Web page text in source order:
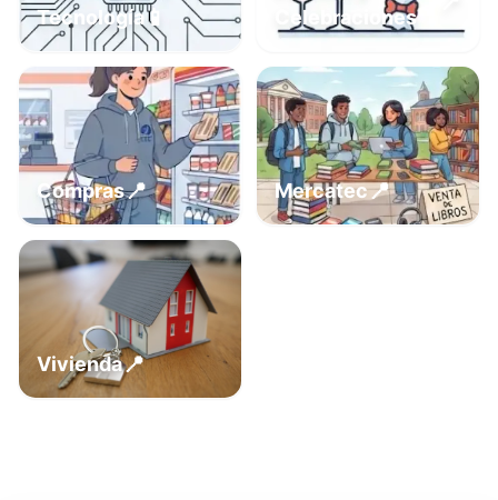
Tecnología📱
Celebraciones
Compras📍 Mercatec📍
Vivienda📍